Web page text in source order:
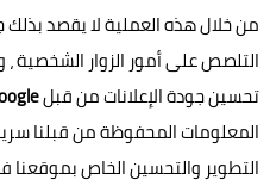
من خلال هذه العملية لا يقصد
التلصص على أمور الزوار الشخصية
تحسين جودة الإعلانات من قبل
المعلومات المحفوظة من قبلنا
التطوير والتحسين الخاص بموقعنا